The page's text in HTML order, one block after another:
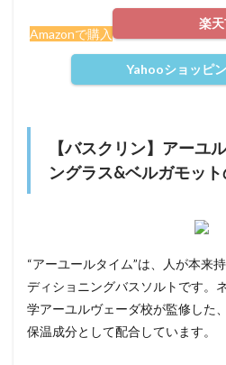
Amazonで購入
楽
Yahooショッピ
【バスクリン】アーユ
ングラス&ベルガモット
“アーユールタイム”は、人が本来
ディショニングバスソルトです。
学アーユルヴェーダ校が監修した
保温成分として配合しています。